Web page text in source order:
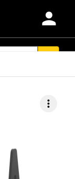
person
more_vert